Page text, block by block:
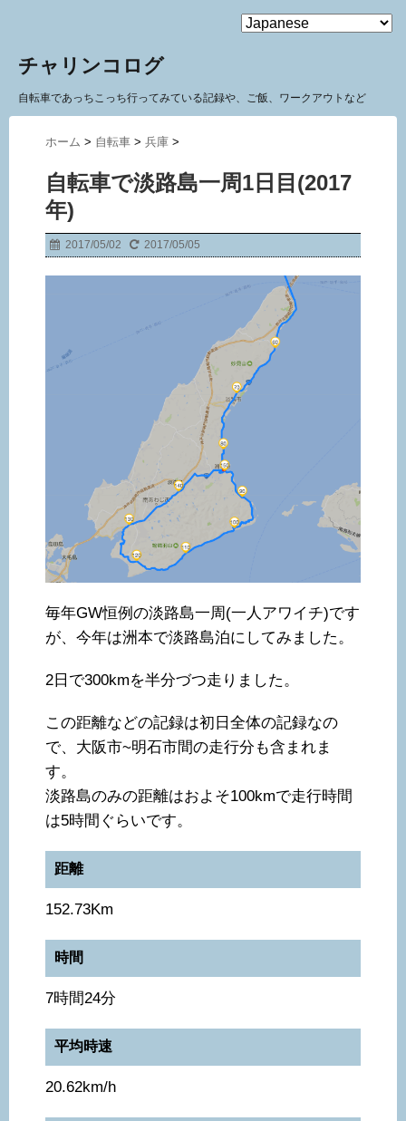
MENU
チャリンコログ
自転車であっちこっち行ってみている記録や、ご飯、ワークアウトなど
ホーム > 自転車 > 兵庫 >
自転車で淡路島一周1日目(2017
年)
2017/05/02 2017/05/05
毎年GW恒例の淡路島一周(一人アワイチ)です
が、今年は洲本で淡路島泊にしてみました。
2日で300kmを半分づつ走りました。
この距離などの記録は初日全体の記録なの
で、大阪市~明石市間の走行分も含まれま
す。
淡路島のみの距離はおよそ100kmで走行時間
は5時間ぐらいです。
距離
152.73Km
時間
7時間24分
平均時速
20.62km/h